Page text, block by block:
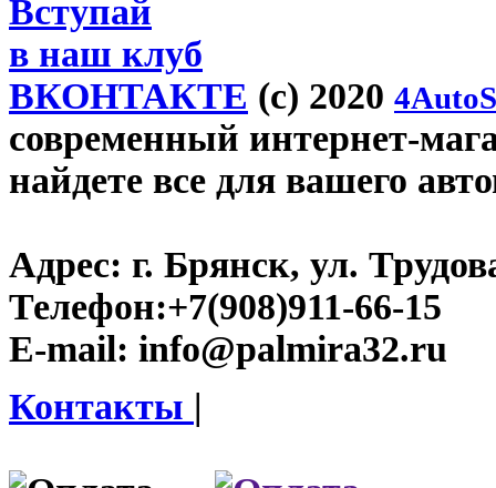
Вступай
в наш клуб
ВКОНТАКТЕ (c) 2020
современный интернет-
найдете все для вашего
Адрес: г. Брянск, ул.
Телефон:+7(908)911-66-15
E-mail: info@palmira32.ru
Контакты |